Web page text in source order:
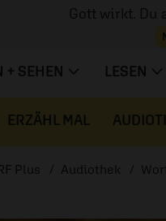
Gott wirkt. Du
+ SEHEN LESEN
ERZÄHL MAL
Plus Audiothek